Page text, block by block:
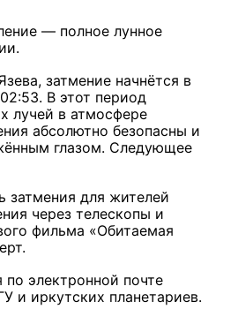
— полное лунное
затмение начнётся в
В этот период
лучей в атмосфере
абсолютно безопасны и
глазом. Следующее
затмения для жителей
через телескопы и
фильма «Обитаемая
электронной почте
и иркутских планетариев.